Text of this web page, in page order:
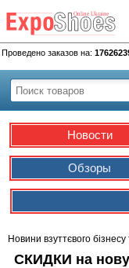
Проведено заказов на:
Новости
Обзоры
Новини взуттєвого
СКИДКИ на